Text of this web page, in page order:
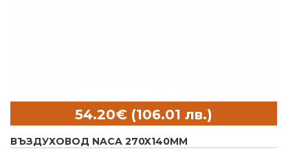
ВЪЗДУХОВОД NACA 270X140MM